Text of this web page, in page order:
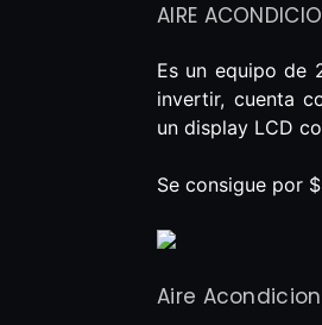
AIRE
Es un equipo de
invertir, cuenta
un display LCD
Se consigue por
Aire